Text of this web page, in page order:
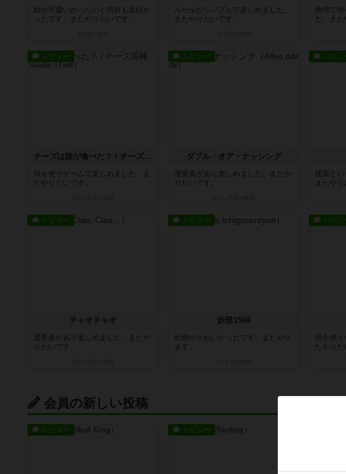
絵が可愛いかったのと内容も面白か
ったです。またやりたいです。
ルールがシンプルで楽しめました。
またやりたいです。
推理で
た。また
レビュー
チーズは誰が食べた？ / チーズ泥棒
頭を使うゲームで楽しめました。ま
たやりたいです。
レビュー
ダブル・オア・ナッシング
運要素があり楽しめました。またや
りたいです。
レビュ
建築とい
またや
レビュー
チャオチャオ
運要素があり楽しめました。またや
りたいです。
レビュー
妖怪1504
絵柄がかわいかったです。またやり
ます。
レビュ
頭を使
たやりた
会員の新しい投稿
レビュー レビュー